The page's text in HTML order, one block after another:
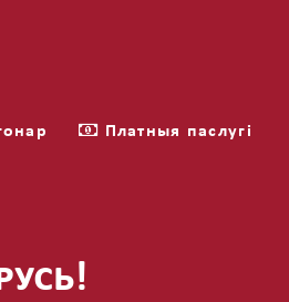
Платныя паслугі